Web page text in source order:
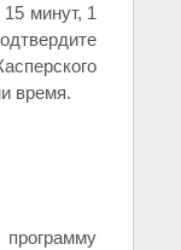
минут, 1
время.